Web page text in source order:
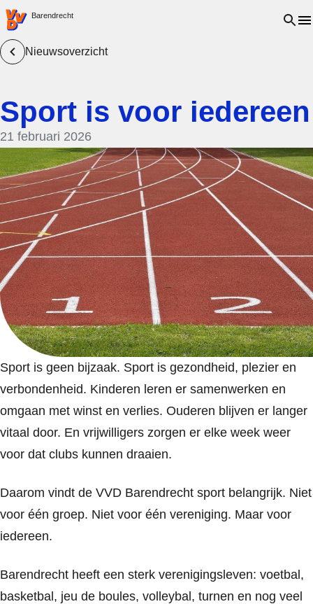
VVD.nl - Ga naar de homepage
Barendrecht Open
Nieuwsoverzicht
Sport is voor iedereen
21 februari 2026
Sport is geen bijzaak. Sport is gezondheid, plezier en
verbondenheid. Kinderen leren er samenwerken en
omgaan met winst en verlies. Ouderen blijven er langer
vitaal door. En vrijwilligers zorgen er elke week weer
voor dat clubs kunnen draaien.
Daarom vindt de VVD Barendrecht sport belangrijk. Niet
voor één groep. Niet voor één vereniging. Maar voor
iedereen.
Barendrecht heeft een sterk verenigingsleven: voetbal,
basketbal, jeu de boules, volleybal, turnen en nog veel